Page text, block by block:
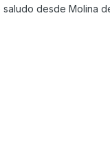
desde Molina